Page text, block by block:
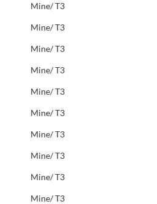
Mine/ T3
Mine/ T3
Mine/ T3
Mine/ T3
Mine/ T3
Mine/ T3
Mine/ T3
Mine/ T3
Mine/ T3
Mine/ T3